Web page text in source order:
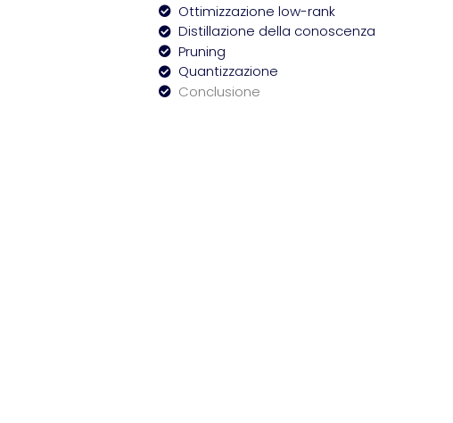
Ottimizzazione low-rank
Distillazione della conoscenza
Pruning
Quantizzazione
Conclusione